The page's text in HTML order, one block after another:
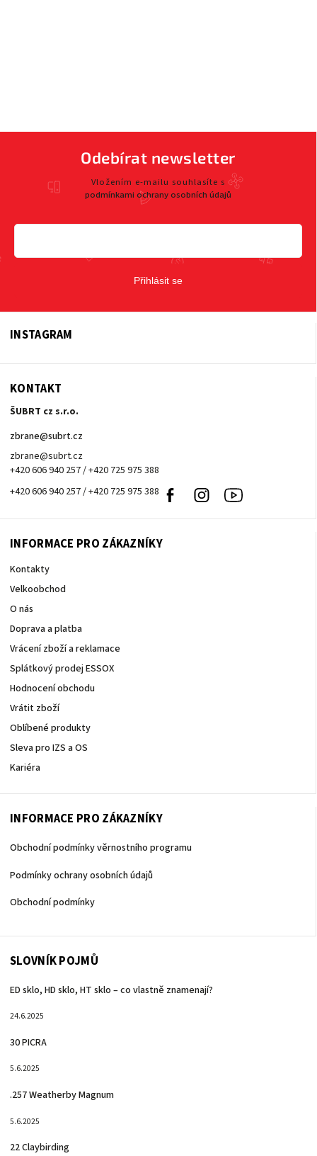
Odebírat newsletter
Vložením e-mailu souhlasíte s
podmínkami ochrany osobních údajů
Přihlásit se
INSTAGRAM
KONTAKT
ŠUBRT cz s.r.o.
zbrane@subrt.cz
zbrane@subrt.cz
+420 606 940 257 / +420 725 975 388
+420 606 940 257 / +420 725 975 388
Facebook Instagram
INFORMACE PRO ZÁKAZNÍKY
Kontakty
Velkoobchod
O nás
Doprava a platba
Vrácení zboží a reklamace
Splátkový prodej ESSOX
Hodnocení obchodu
Vrátit zboží
Oblíbené produkty
Sleva pro IZS a OS
Kariéra
INFORMACE PRO ZÁKAZNÍKY
Obchodní podmínky věrnostního programu
Podmínky ochrany osobních údajů
Obchodní podmínky
SLOVNÍK POJMŮ
ED sklo, HD sklo, HT sklo – co vlastně znamenají?
24.6.2025
30 PICRA
5.6.2025
.257 Weatherby Magnum
5.6.2025
22 Claybirding